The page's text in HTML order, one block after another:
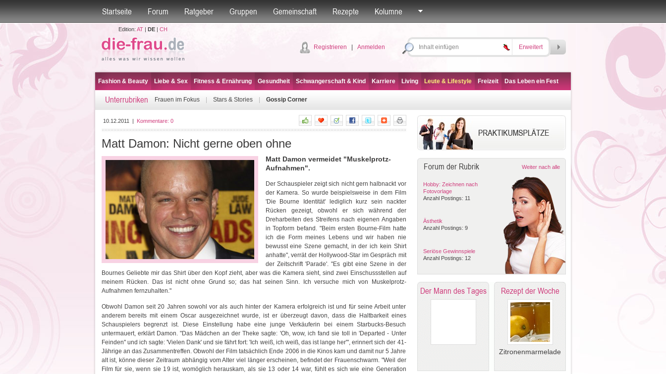
Startseite Forum Ratgeber Gruppen Gemeinschaft Rezepte Kolumne
Edition: AT| DE| CH
Registrieren Anmelden Erweitert
Fashion & Beauty Liebe & Sex Fitness & Ernährung Gesundheit Schwangerschaft & Kind Karriere Living Leute & Lifestyle Freizeit Das Leben ein Fest
Unterrubriken Frauen im Fokus Stars & Stories Gossip Corner
10.12.2011 | Kommentare: 0
Matt Damon: Nicht gerne oben ohne
Matt Damon vermeidet "Muskelprotz-
Aufnahmen".
Der Schauspieler zeigt sich nicht gern halbnackt vor
der Kamera. So wurde beispielsweise in dem Film
'Die Bourne Identität' lediglich kurz sein nackter
Rücken gezeigt, obwohl er sich während der
Dreharbeiten des Streifens nach eigenen Angaben
in Topform befand. "Beim ersten Bourne-Film hatte
ich die Form meines Lebens und wir haben nie
bewusst eine Szene gemacht, in der ich kein Shirt
anhatte", verrät der Hollywood-Star im Gespräch mit
der Zeitschrift 'Parade'. "Es gibt eine Szene in der
Bournes Geliebte mir das Shirt über den Kopf zieht, aber was die Kamera sieht, sind zwei Einschussstellen auf
meinem Rücken. Das ist nicht ohne Grund so; das hat seinen Sinn. Ich versuche mich von Muskelprotz-
Aufnahmen fernzuhalten."
Obwohl Damon seit 20 Jahren sowohl vor als auch hinter der Kamera erfolgreich ist und für seine Arbeit unter
anderem bereits mit einem Oscar ausgezeichnet wurde, ist er überzeugt davon, dass die Haltbarkeit eines
Schauspielers begrenzt ist. Diese Einstellung habe eine junge Verkäuferin bei einem Starbucks-Besuch
untermauert, erklärt Damon. "Das Mädchen an der Theke sagte: 'Oh, wow, ich fand sie toll in 'Departed - Unter
Feinden'' und ich sagte: 'Vielen Dank' und sie fährt fort: 'Ich weiß, ich weiß, das ist lange her'", erinnert sich der 41-
Jährige an das Zusammentreffen. Obwohl der Film tatsächlich Ende 2006 in die Kinos kam und damit nur 5 Jahre
alt ist, könne dieser Zeitraum abhängig vom Alter viel länger erscheinen, befindet der Frauenschwarm. "Weil der
Film für sie, wenn sie 19 ist, womöglich herauskam, als sie 13 oder 14 war, fühlt es sich wie eine Generation
Forum der Rubrik Weiter nach alle
Hobby: Zeichnen nach
Fotovorlage
Anzahl Postings: 11
Ästhetik
Anzahl Postings: 9
Seriöse Gewinnspiele
Anzahl Postings: 12
Der Mann des Tages Rezept der Woche
Zitronenmarmelade